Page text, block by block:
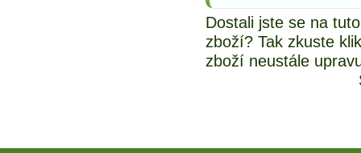
Dostali jste se na
zboží? Tak zkuste
zboží neustále